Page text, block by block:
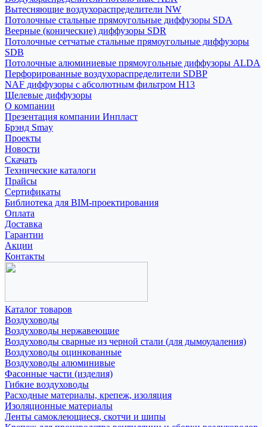
Вытесняющие воздухораспределители NW
Потолочные стальные прямоугольные диффузоры SDA
Веерные (конические) диффузоры SDR
Потолочные сетчатые стальные прямоугольные диффузоры
SDB
Потолочные алюминиевые прямоугольные диффузоры ALDA
Перфорированные воздухораспределители SDBP
NAF диффузоры с абсолютным фильтром Н13
Щелевые диффузоры
О компании
Презентация компании Инпласт
Брэнд Smay
Проекты
Новости
Скачать
Технические каталоги
Прайсы
Сертификаты
Библиотека для BIM-проектирования
Оплата
Доставка
Гарантии
Акции
Контакты
Каталог товаров
Воздуховоды
Воздуховоды нержавеющие
Воздуховоды сварные из черной стали (для дымоудаления)
Воздуховоды оцинкованные
Воздуховоды алюминивые
Фасонные части (изделия)
Гибкие воздуховоды
Расходные материалы, крепеж, изоляция
Изоляционные материалы
Ленты самоклеющиеся, скотчи и шипы